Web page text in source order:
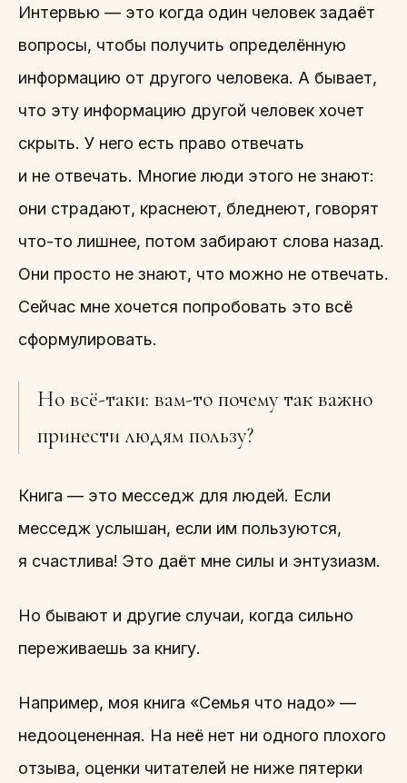
Интервью — это когда один человек задаёт
вопросы, чтобы получить определённую
информацию от другого человека. А бывает,
что эту информацию другой человек хочет
скрыть. У него есть право отвечать
и не отвечать. Многие люди этого не знают:
они страдают, краснеют, бледнеют, говорят
что-то лишнее, потом забирают слова назад.
Они просто не знают, что можно не отвечать.
Сейчас мне хочется попробовать это всё
сформулировать.
Но всё-таки: вам-то почему так важно
принести людям пользу?
Книга — это месседж для людей. Если
месседж услышан, если им пользуются,
я счастлива! Это даёт мне силы и энтузиазм.
Но бывают и другие случаи, когда сильно
переживаешь за книгу.
Например, моя книга «Семья что надо» —
недооцененная. На неё нет ни одного плохого
отзыва, оценки читателей не ниже пятерки